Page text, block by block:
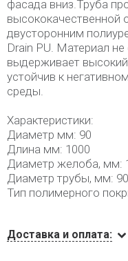
фасада вниз.Труба
высококачественной
двусторонним
Drain PU. Материал не
выдерживает высокий
устойчив к
среды.
Характеристики:
Диаметр мм: 90
Длина мм: 1000
Диаметр желоба, мм:
Диаметр трубы, мм: 90
Тип полимерного
Доставка и оплата: